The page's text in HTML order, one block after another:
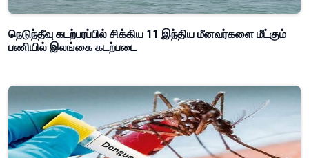
நெடுந்தீவு கடற்பரப்பில் சிக்கிய 11 இந்திய மீனவர்களை மீட்கும்
பணியில் இலங்கை கடற்படை